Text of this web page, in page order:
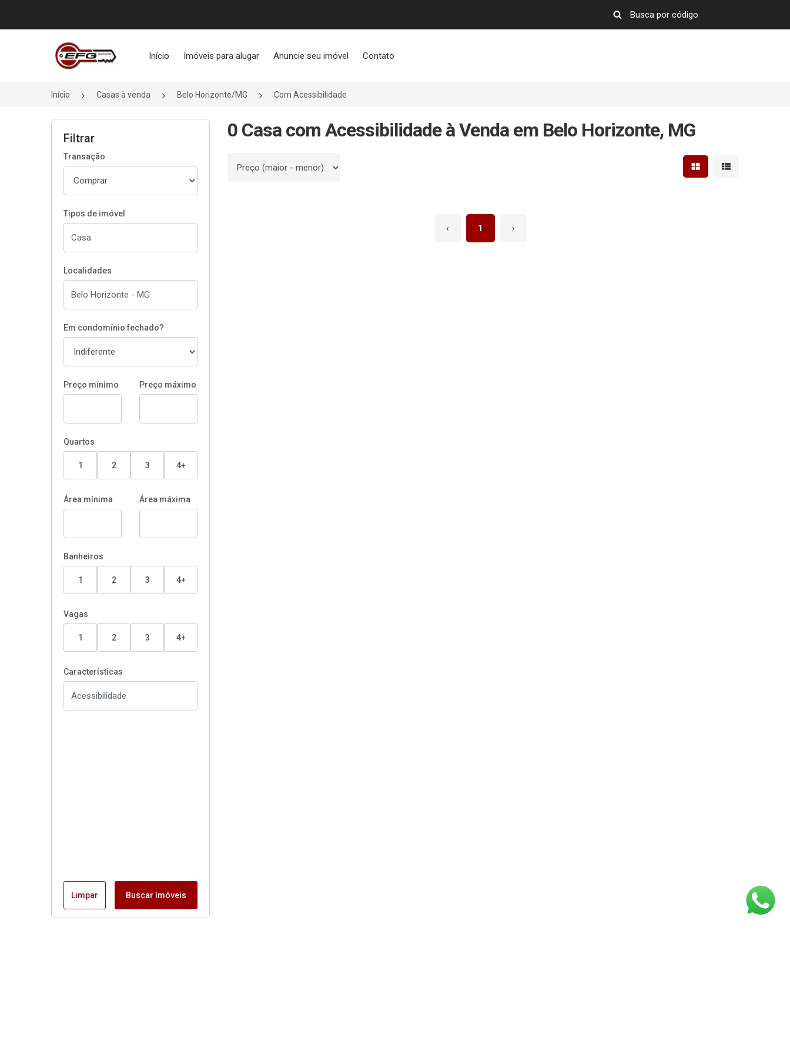
Página inicial
Início Imóveis para alugar Anuncie seu imóvel Contato
Início Casas à venda Belo Horizonte/MG Com Acessibilidade
Filtrar
Transação
Tipos de imóvel
Localidades
Em condomínio fechado?
Preço mínimo Preço máximo
Quartos
1 2 3 4+
Área mínima Área máxima
Banheiros
1 2 3 4+
Vagas
1 2 3 4+
Características
Limpar Buscar Imóveis
0 Casa com Acessibilidade à Venda em Belo Horizonte, MG
Ordenar por Mostrar resultados em
Mostrar
‹ 1 ›